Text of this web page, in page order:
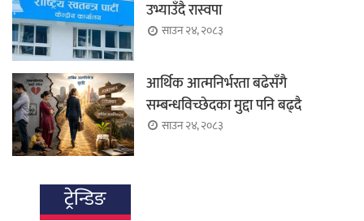
उभ्याउँदै रास्वपा
साउन २४, २०८३
आर्थिक आत्मनिर्भरता बढेसँगै
सम्बन्धविच्छेदका मुद्दा पनि बढ्दै
साउन २४, २०८३
ट्रेन्डिङ